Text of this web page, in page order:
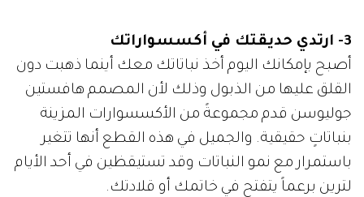
3- ارتدي حديقتك في أكسسواراتك
أصبح بإمكانك اليوم أخذ نباتاتك معك أينما ذهبت دون
القلق عليها من الذبول وذلك لأن المصمم هافستين
جوليوسن قدم مجموعةً من الأكسسوارات المزينة
بنباتاتٍ حقيقية. والجميل في هذه القطع أنها تتغير
باستمرار مع نمو النباتات وقد تستيقظين في أحد الأيام
لترين برعماً يتفتح في خاتمك أو قلادتك.